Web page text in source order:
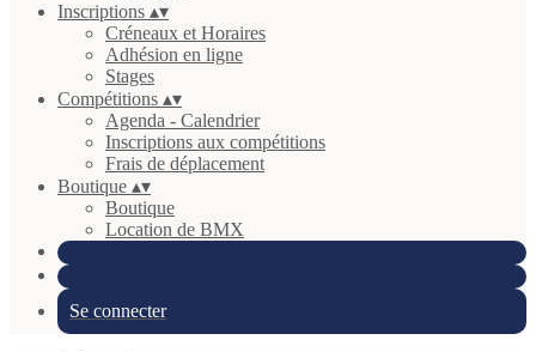
Inscriptions ▴▾
Créneaux et Horaires
Adhésion en ligne
Stages
Compétitions ▴▾
Agenda - Calendrier
Inscriptions aux compétitions
Frais de déplacement
Boutique ▴▾
Boutique
Location de BMX
Se connecter